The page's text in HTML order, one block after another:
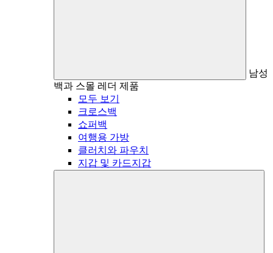
남성
백과 스몰 레더 제품
모두 보기
크로스백
쇼퍼백
여행용 가방
클러치와 파우치
지갑 및 카드지갑